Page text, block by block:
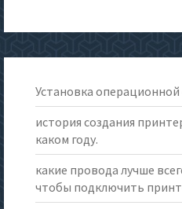
Установка
история создания
каком году.
какие провода лучше
чтобы подключить